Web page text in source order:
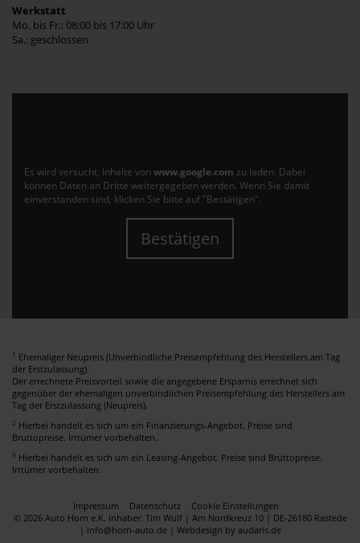
Werkstatt
Mo. bis Fr.: 08:00 bis 17:00 Uhr
Sa.: geschlossen
Es wird versucht, Inhalte von www.google.com zu laden. Dabei
können Daten an Dritte weitergegeben werden. Wenn Sie damit
einverstanden sind, klicken Sie bitte auf "Bestätigen".
Bestätigen
1 Ehemaliger Neupreis (Unverbindliche Preisempfehlung des Herstellers am Tag
der Erstzulassung).
Der errechnete Preisvorteil sowie die angegebene Ersparnis errechnet sich
gegenüber der ehemaligen unverbindlichen Preisempfehlung des Herstellers am
Tag der Erstzulassung (Neupreis).
2 Hierbei handelt es sich um ein Finanzierungs-Angebot. Preise sind
Bruttopreise. Irrtümer vorbehalten.
3 Hierbei handelt es sich um ein Leasing-Angebot. Preise sind Bruttopreise.
Irrtümer vorbehalten.
Impressum Datenschutz
Cookie Einstellungen
© 2026 Auto Horn e.K. Inhaber: Tim Wulf | Am Nordkreuz 10 | DE-26180 Rastede
| info@horn-auto.de | Webdesign by audaris.de